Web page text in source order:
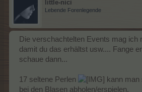
little-nici
Lebende Forenlegende
Die verschachtelten Events mag ich
damit du das erhältst usw.... Fange
schaue dann...
17 seltene Perlen
kann
bei den Blasen abholen/erspielen.